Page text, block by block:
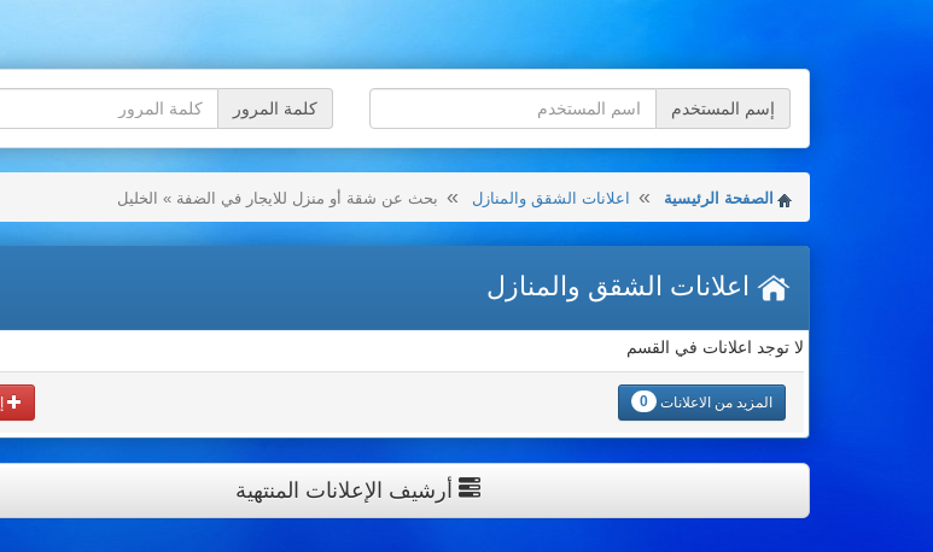
إسم المستخدم كلمة المرور
الصفحة الرئيسية اعلانات الشقق والمنازل بحث عن شقة أو منزل للايجار في الضفة » الخليل
اعلانات الشقق والمنازل
لا توجد اعلانات في القسم
المزيد من الاعلانات 0
أرشيف الإعلانات المنتهية